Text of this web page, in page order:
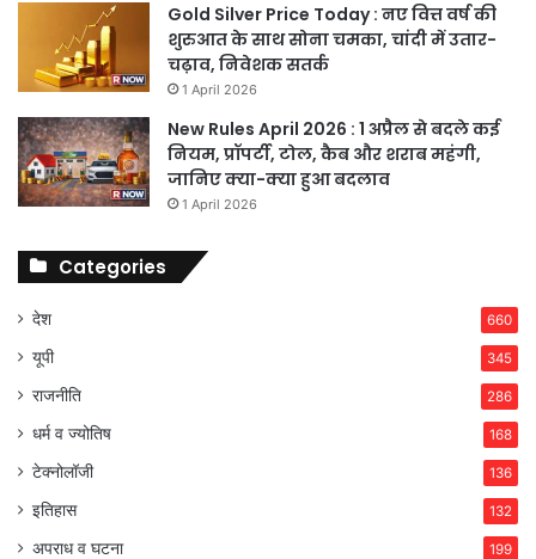
Gold Silver Price Today : नए वित्त वर्ष की
शुरुआत के साथ सोना चमका, चांदी में उतार-
चढ़ाव, निवेशक सतर्क
1 April 2026
New Rules April 2026 : 1 अप्रैल से बदले कई
नियम, प्रॉपर्टी, टोल, कैब और शराब महंगी,
जानिए क्या-क्या हुआ बदलाव
1 April 2026
Categories
देश 660
यूपी 345
राजनीति 286
धर्म व ज्योतिष 168
टेक्नोलॉजी 136
इतिहास 132
अपराध व घटना 199